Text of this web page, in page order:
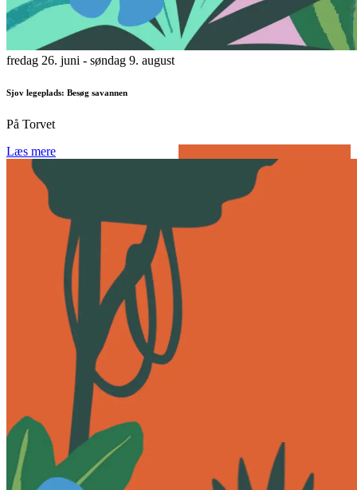
fredag 26. juni - søndag 9. august
Sjov legeplads: Besøg savannen
På Torvet
Læs mere